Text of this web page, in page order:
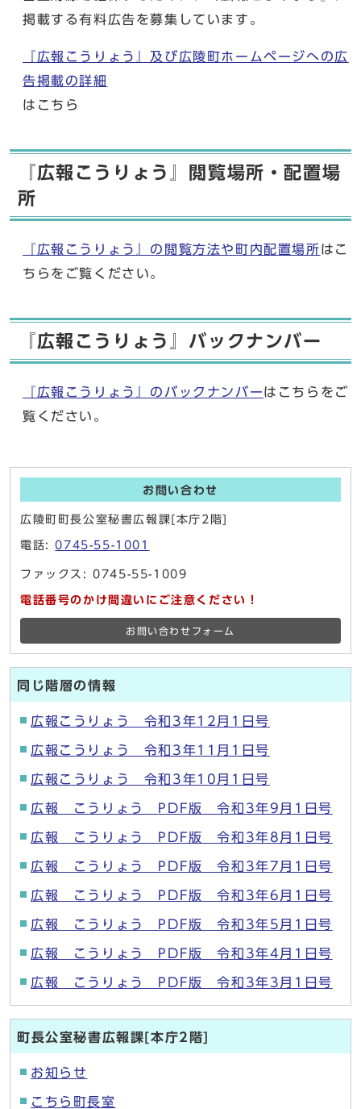
掲載する有料広告を募集しています。
『広報こうりょう』及び広陵町ホームページへの広
告掲載の詳細
はこちら
『広報こうりょう』閲覧場所・配置場
所
『広報こうりょう』の閲覧方法や町内配置場所はこ
ちらをご覧ください。
『広報こうりょう』バックナンバー
『広報こうりょう』のバックナンバーはこちらをご
覧ください。
お問い合わせ
広陵町町長公室秘書広報課[本庁2階]
電話:0745-55-1001
ファックス: 0745-55-1009
電話番号のかけ間違いにご注意ください！
お問い合わせフォーム
同じ階層の情報
広報こうりょう 令和3年12月1日号
広報こうりょう 令和3年11月1日号
広報こうりょう 令和3年10月1日号
広報 こうりょう PDF版 令和3年9月1日号
広報 こうりょう PDF版 令和3年8月1日号
広報 こうりょう PDF版 令和3年7月1日号
広報 こうりょう PDF版 令和3年6月1日号
広報 こうりょう PDF版 令和3年5月1日号
広報 こうりょう PDF版 令和3年4月1日号
広報 こうりょう PDF版 令和3年3月1日号
町長公室秘書広報課[本庁2階]
お知らせ
こちら町長室